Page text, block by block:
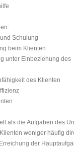
Schulung
beim Klienten
unter Einbeziehung des
des Klienten
als die Aufgaben des
weniger häufig
der